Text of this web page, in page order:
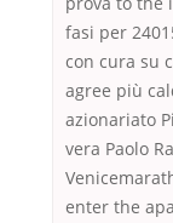
fasi per
con cura su
agree più
azionariato
vera Paolo
enter the